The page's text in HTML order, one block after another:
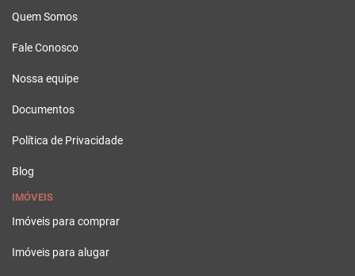
Quem Somos
Fale Conosco
Nossa equipe
Documentos
Política de Privacidade
Blog
IMÓVEIS
Imóveis para comprar
Imóveis para alugar